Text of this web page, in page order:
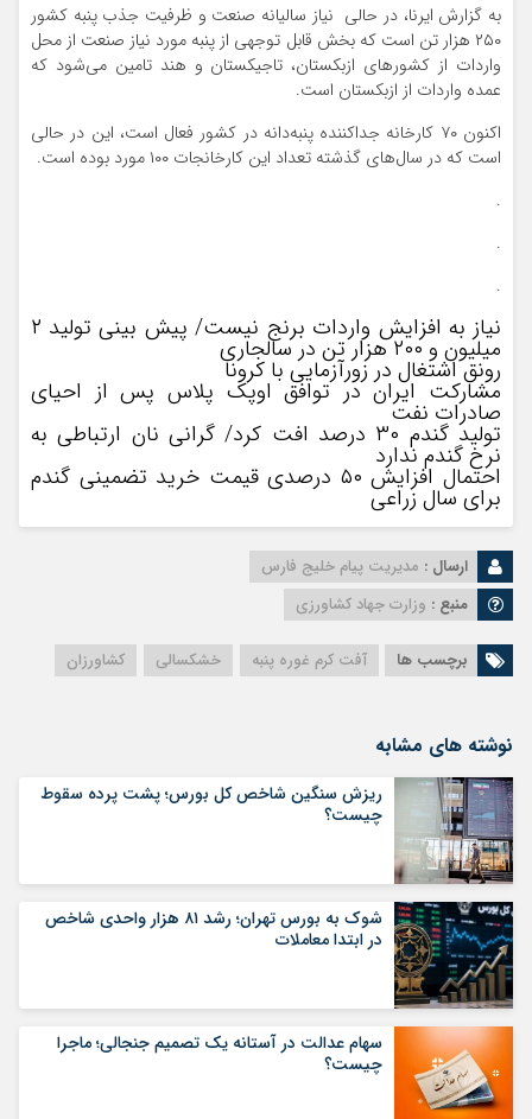
به گزارش ایرنا، در حالی نیاز سالیانه صنعت و ظرفیت جذب پنبه کشور
۲۵۰ هزار تن است که بخش قابل توجهی از پنبه مورد نیاز صنعت از محل
واردات از کشورهای ازبکستان، تاجیکستان و هند تامین می‌شود که
عمده واردات از ازبکستان است.
اکنون ۷۰ کارخانه جداکننده پنبه‌دانه در کشور فعال است، این در حالی
است که در سال‌های گذشته تعداد این کارخانجات ۱۰۰ مورد بوده است.
.
.
.
نیاز به افزایش واردات برنج نیست/ پیش بینی تولید ۲
میلیون و ۲۰۰ هزار تن در سالجاری
رونق اشتغال در زورآزمایی با کرونا
مشارکت ایران در توافق اوپک پلاس پس از احیای
صادرات نفت
تولید گندم ۳۰ درصد افت کرد/ گرانی نان ارتباطی به
نرخ گندم ندارد
احتمال افزایش ۵۰ درصدی قیمت خرید تضمینی گندم
برای سال زراعی
ارسال : مدیریت پیام خلیج فارس
منبع : وزارت جهاد کشاورزی
برچسب ها آفت کرم غوره پنبه خشکسالی کشاورزان
نوشته های مشابه
ریزش سنگین شاخص کل بورس؛ پشت پرده سقوط
چیست؟
شوک به بورس تهران؛ رشد ۸۱ هزار واحدی شاخص
در ابتدا معاملات
سهام عدالت در آستانه یک تصمیم جنجالی؛ ماجرا
چیست؟